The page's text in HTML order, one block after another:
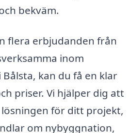
bekväm.
flera erbjudanden från
inom
kan du få en klar
priser. Vi hjälper dig att
för ditt projekt,
om nybyggnation,